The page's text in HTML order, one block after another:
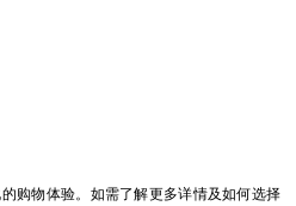
购物体验。如需了解更多详情及如何选择